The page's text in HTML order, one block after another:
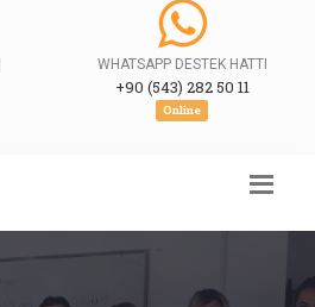
WHATSAPP DESTEK HATTI
+90 (543) 282 50 11
Online